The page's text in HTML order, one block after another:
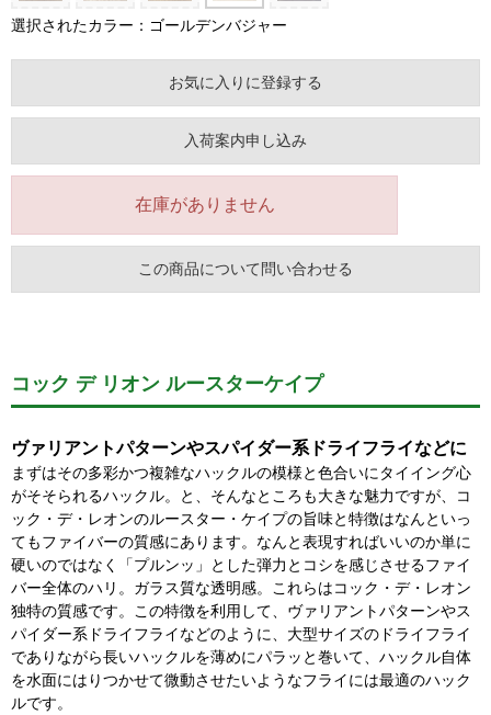
選択されたカラー：ゴールデンバジャー
お気に入りに登録する
入荷案内申し込み
在庫がありません
この商品について問い合わせる
コック デ リオン ルースターケイプ
ヴァリアントパターンやスパイダー系ドライフライなどに
まずはその多彩かつ複雑なハックルの模様と色合いにタイイング心
がそそられるハックル。と、そんなところも大きな魅力ですが、コ
ック・デ・レオンのルースター・ケイプの旨味と特徴はなんといっ
てもファイバーの質感にあります。なんと表現すればいいのか単に
硬いのではなく「プルンッ」とした弾力とコシを感じさせるファイ
バー全体のハリ。ガラス質な透明感。これらはコック・デ・レオン
独特の質感です。この特徴を利用して、ヴァリアントパターンやス
パイダー系ドライフライなどのように、大型サイズのドライフライ
でありながら長いハックルを薄めにパラッと巻いて、ハックル自体
を水面にはりつかせて微動させたいようなフライには最適のハック
ルです。